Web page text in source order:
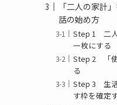
「二人の家計
話の始め方
Step 1 二人
一枚にする
Step 2 「使
る
Step 3 生活
す枠を確定